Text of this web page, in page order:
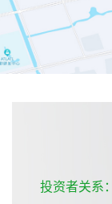
投资者关系：